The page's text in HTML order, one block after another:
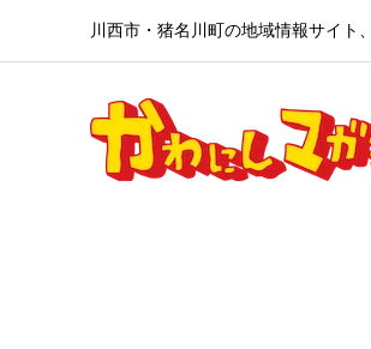
川西市・猪名川町の地域情報サイト